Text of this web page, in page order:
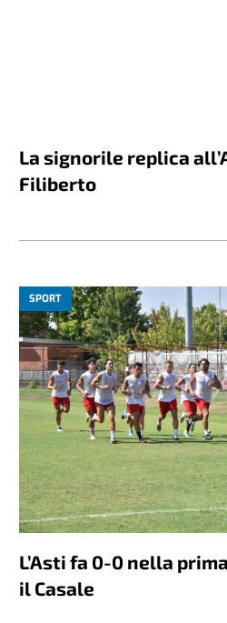
La signorile replica
Filiberto
SPORT
L’Asti fa 0-0 nella
il Casale